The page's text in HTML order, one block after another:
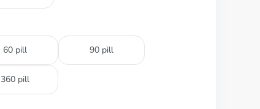
60 pill 90 pill
360 pill